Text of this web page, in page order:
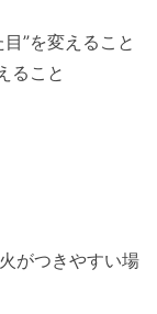
”を変えること
ること
がつきやすい場